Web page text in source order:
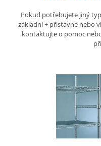
Pokud potřebujete jiný
základní + přístavné nebo
kontaktujte o pomoc